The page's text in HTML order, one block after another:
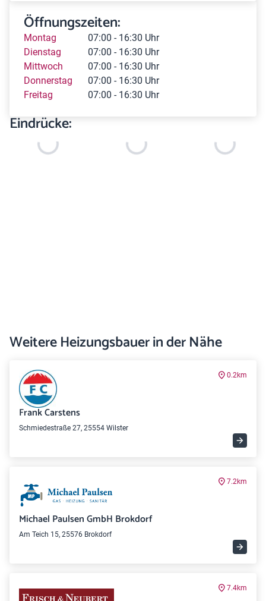
Öffnungszeiten:
Montag
07:00 - 16:30 Uhr
Dienstag
07:00 - 16:30 Uhr
Mittwoch
07:00 - 16:30 Uhr
Donnerstag
07:00 - 16:30 Uhr
Freitag
07:00 - 16:30 Uhr
Eindrücke:
Weitere Heizungsbauer in der Nähe
0.2km
Frank Carstens
Schmiedestraße 27, 25554 Wilster
7.2km
Michael Paulsen GmbH Brokdorf
Am Teich 15, 25576 Brokdorf
7.4km